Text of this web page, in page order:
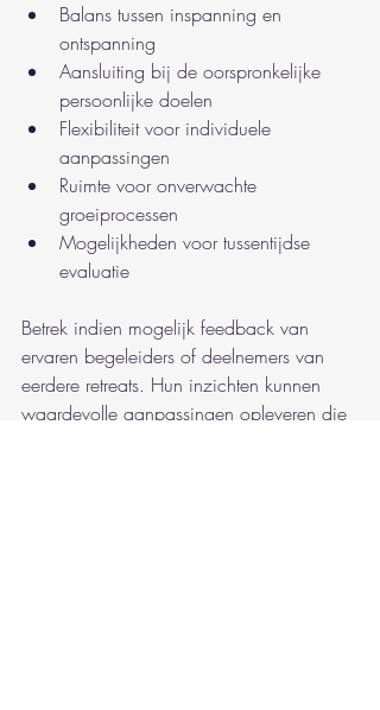
Balans tussen inspanning en
ontspanning
Aansluiting bij de oorspronkelijke
persoonlijke doelen
Flexibiliteit voor individuele
aanpassingen
Ruimte voor onverwachte
groeiprocessen
Mogelijkheden voor tussentijdse
evaluatie
Betrek indien mogelijk feedback van
ervaren begeleiders of deelnemers van
eerdere retreats. Hun inzichten kunnen
waardevolle aanpassingen opleveren die